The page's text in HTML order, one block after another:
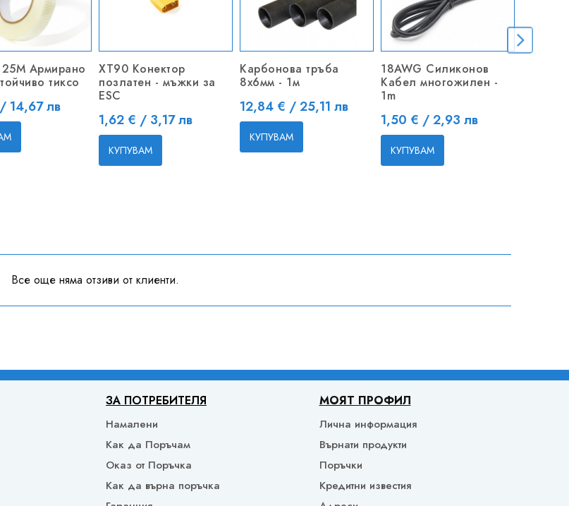
Армирано
тиксо
14,67 лв
XT90 Конектор
позлатен - мъжки за
ESC
Цена
1,62 € / 3,17 лв
КУПУВАМ
Карбонова тръба
8x6мм - 1м
Цена
12,84 € / 25,11 лв
КУПУВАМ
18AWG Силиконов
Кабел многожилен -
1m
Цена
1,50 € / 2,93 лв
КУПУВАМ
Все още няма отзиви от клиенти.
ЗА ПОТРЕБИТЕЛЯ
Намалени
Как да Поръчам
Оказ от Поръчка
Как да върна поръчка
МОЯТ ПРОФИЛ
Лична информация
Върнати продукти
Поръчки
Кредитни известия